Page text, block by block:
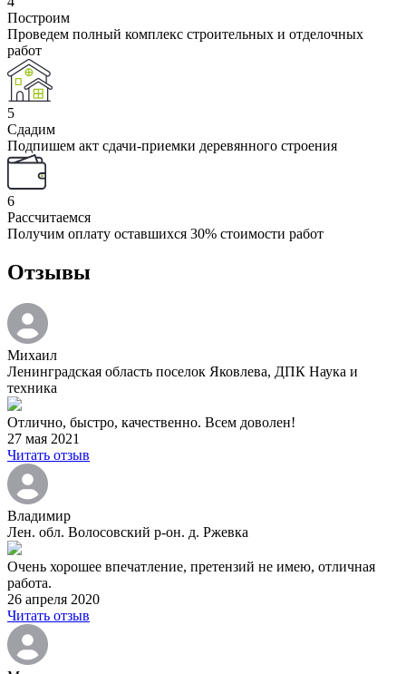
Построим
Проведем полный комплекс строительных и отделочных
работ
5
Сдадим
Подпишем акт сдачи-приемки деревянного строения
6
Рассчитаемся
Получим оплату оставшихся 30% стоимости работ
Отзывы
Михаил
Ленинградская область поселок Яковлева, ДПК Наука и
техника
Отлично, быстро, качественно. Всем доволен!
27 мая 2021
Читать отзыв
Владимир
Лен. обл. Волосовский р-он. д. Ржевка
Очень хорошее впечатление, претензий не имею, отличная
работа.
26 апреля 2020
Читать отзыв